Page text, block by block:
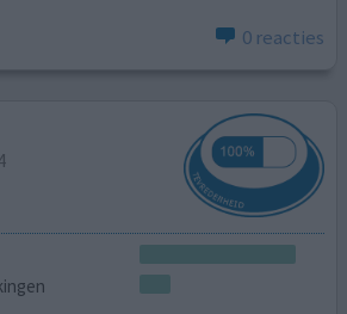
0 reacties